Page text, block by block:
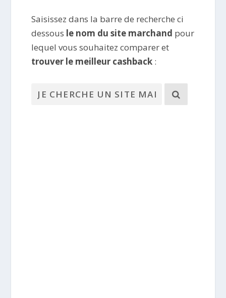
Saisissez dans la barre de recherche ci
dessous le nom du site marchand pour
lequel vous souhaitez comparer et
trouver le meilleur cashback :